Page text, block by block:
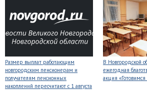
Размер выплат работающим
новгородским пенсионерам и
получателям пенсионных
накоплений пересчитают с 1 августа
В Новгородской
ежегодная
акция